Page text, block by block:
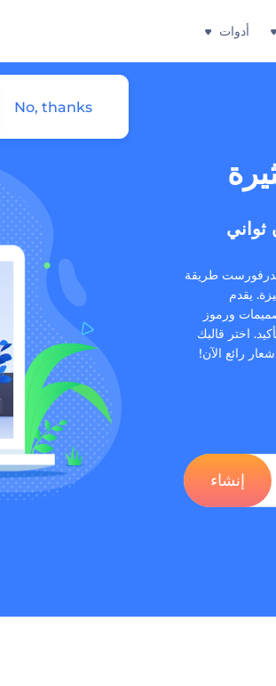
أدوات
طريقة
يقدم
ورموز
اختر قالبك
رائع الآن!
إنشاء
No, thanks